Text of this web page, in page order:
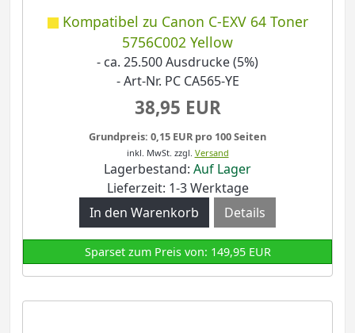
Kompatibel zu Canon C-EXV 64 Toner
5756C002 Yellow
- ca. 25.500 Ausdrucke (5%)
- Art-Nr. PC CA565-YE
38,95 EUR
Grundpreis: 0,15 EUR pro 100 Seiten
inkl. MwSt. zzgl. Versand
Lagerbestand: Auf Lager
Lieferzeit: 1-3 Werktage
Details
Sparset zum Preis von: 149,95 EUR